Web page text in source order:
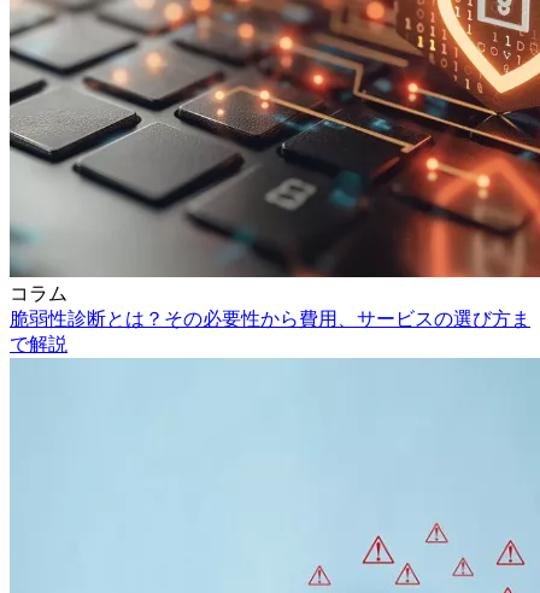
コラム
脆弱性診断とは？その必要性から費用、サービスの選び方ま
で解説